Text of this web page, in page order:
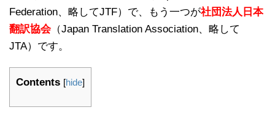
Federation、略してJTF）で、もう一つが社団法人日本
翻訳協会 （Japan Translation Association、略して
JTA）です。
Contents [hide]